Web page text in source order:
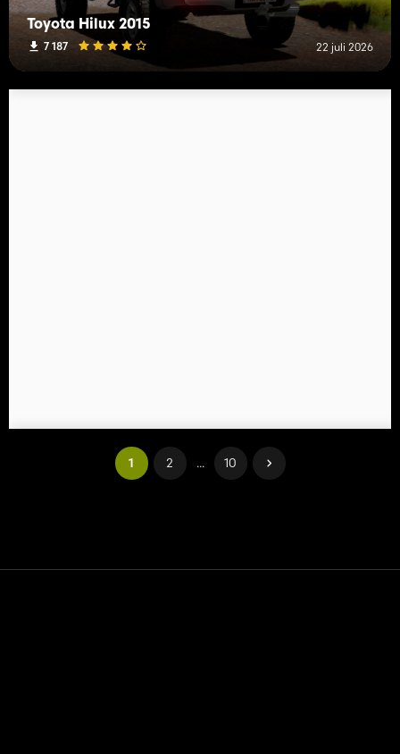
Toyota Hilux 2015
7 187 22 juli 2026
1 2 ... 10